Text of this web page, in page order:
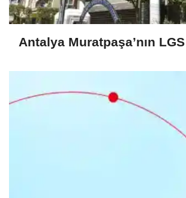
Antalya Muratpaşa’nın LGS